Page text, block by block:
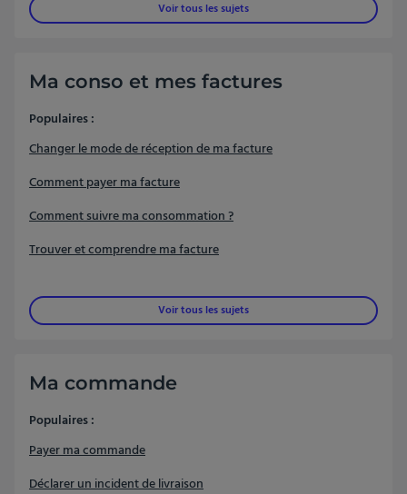
Voir tous les sujets
Ma conso et mes factures
Populaires :
Changer le mode de réception de ma facture
Comment payer ma facture
Comment suivre ma consommation ?
Trouver et comprendre ma facture
Voir tous les sujets
Ma commande
Populaires :
Payer ma commande
Déclarer un incident de livraison